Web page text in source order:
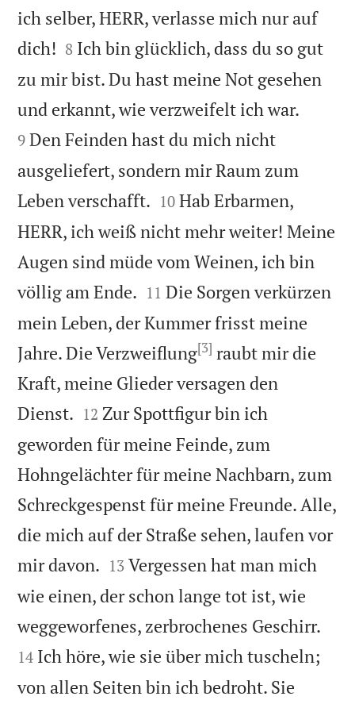
ich selber, HERR, verlasse mich nur auf
dich! 

8 Ich bin glücklich, dass du so gut
zu mir bist. Du hast meine Not gesehen
und erkannt, wie verzweifelt ich war.
9 Den Feinden hast du mich nicht
ausgeliefert, sondern mir Raum zum
Leben verschafft. 

10 Hab Erbarmen,
HERR, ich weiß nicht mehr weiter! Meine
Augen sind müde vom Weinen, ich bin
völlig am Ende. 

11 Die Sorgen verkürzen
mein Leben, der Kummer frisst meine
Jahre. Die Verzweiflung[3] raubt mir die
Kraft, meine Glieder versagen den
Dienst. 

12 Zur Spottfigur bin ich
geworden für meine Feinde, zum
Hohngelächter für meine Nachbarn, zum
Schreckgespenst für meine Freunde. Alle,
die mich auf der Straße sehen, laufen vor
mir davon. 

13 Vergessen hat man mich
wie einen, der schon lange tot ist, wie
weggeworfenes, zerbrochenes Geschirr.
14 Ich höre, wie sie über mich tuscheln;
von allen Seiten bin ich bedroht. Sie